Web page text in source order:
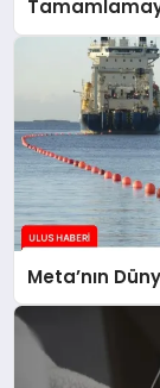
Meta’nın